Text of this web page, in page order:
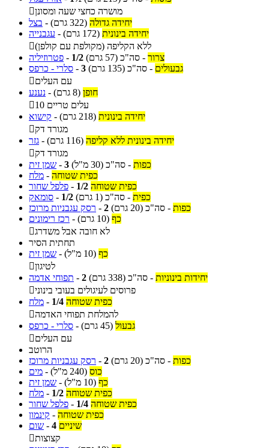
מושרה כחצי שעה ומסונן
בצל - יחידה גדולה (322 גרם)
עגבנייה - יחידה בינונית (172 גרם)
ללא הקליפה (מקולפת עם קולפן)
פטרוזיליה - 1/2 צרור - סה"כ (57 גרם)
סלרי - כרפס - 3 גבעולים - סה"כ (135 גרם)
עם העלים
נענע - חופן (8 גרם)

10 עלים טריים
קישוא - יחידה בינונית (218 גרם)
מגורד דק
גזר - יחידה בינונית ללא קליפה (116 גרם)
מגורד דק
שמן זית - 3 כפות - סה"כ (30 מ"ל)
מלח - כפית שטוחה
פלפל שחור - 1/2 כפית שטוחה
סומאק - 1/2 כפית - סה"כ (1 גרם)
רסק עגבניות מרוכז - 2 כפות - סה"כ (20 גרם)
רכז רימונים - כף (10 גרם)
לא חובה אבל משדרג
תחתית הסיר
שמן זית - כף (10 מ"ל)
לטיגון
תפוחי אדמה - 2 יחידות בינוניות - סה"כ (338 גרם)
פרוסים לעיגולים בעובי בינוני
מלח - 1/4 כפית שטוחה
להמלחת תפוחי האדמה
סלרי - כרפס - גבעול (45 גרם)
עם העלים
הרוטב
רסק עגבניות מרוכז - 2 כפות - סה"כ (20 גרם)
מים - כוס (240 מ"ל)
שמן זית - כף (10 מ"ל)
מלח - 1/2 כפית שטוחה
פלפל שחור - 1/4 כפית שטוחה
קינמון - כפית שטוחה
שום - 4 שיניים
קצוצות